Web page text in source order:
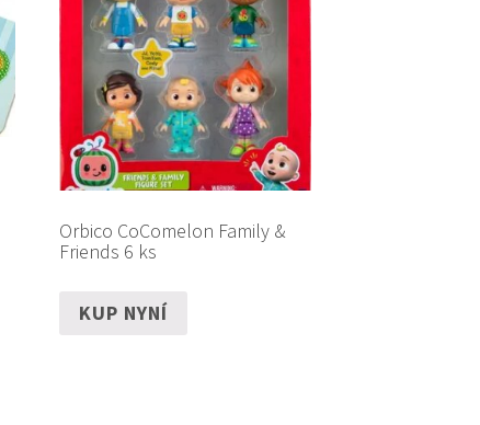
Orbico CoComelon Family &
Friends 6 ks
KUP NYNÍ